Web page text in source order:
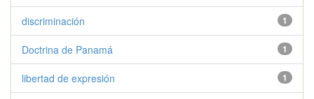
1
discriminación
1
Doctrina de Panamá
1
libertad de expresión